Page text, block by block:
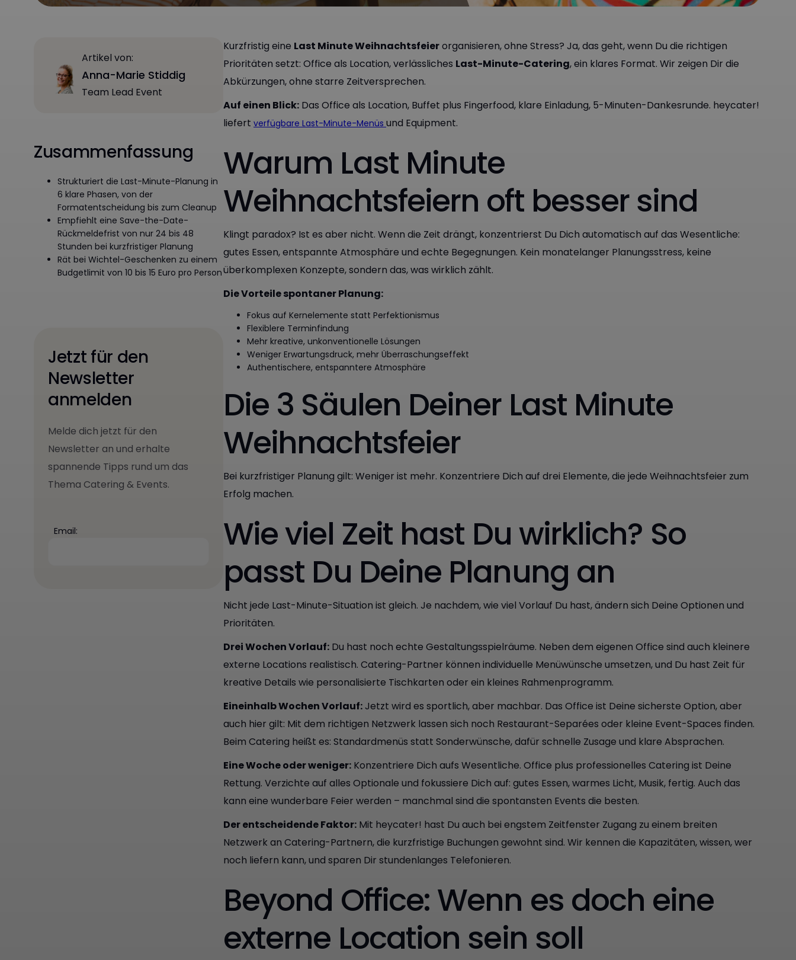
Artikel von:
Anna-Marie Stiddig
Team Lead Event
Zusammenfassung
Strukturiert die Last-Minute-Planung in
6 klare Phasen, von der
Formatentscheidung bis zum Cleanup
Empfiehlt eine Save-the-Date-
Rückmeldefrist von nur 24 bis 48
Stunden bei kurzfristiger Planung
Rät bei Wichtel-Geschenken zu einem
Budgetlimit von 10 bis 15 Euro pro Person
Jetzt für den
Newsletter
anmelden
Melde dich jetzt für den
Newsletter an und erhalte
spannende Tipps rund um das
Thema Catering & Events.
Email:
Kurzfristig eine Last Minute Weihnachtsfeierorganisieren, ohne Stress? Ja, das geht, wenn Du die richtigen
Prioritäten setzt: Office als Location, verlässliches Last-Minute-Catering, ein klares Format. Wir zeigen Dir die
Abkürzungen, ohne starre Zeitversprechen.
Auf einen Blick: Das Office als Location, Buffet plus Fingerfood, klare Einladung, 5-Minuten-Dankesrunde. heycater!
liefert verfügbare Last-Minute-Menüs und Equipment.
Warum Last Minute
Weihnachtsfeiern oft besser sind
Klingt paradox? Ist es aber nicht. Wenn die Zeit drängt, konzentrierst Du Dich automatisch auf das Wesentliche:
gutes Essen, entspannte Atmosphäre und echte Begegnungen. Kein monatelanger Planungsstress, keine
überkomplexen Konzepte, sondern das, was wirklich zählt.
Die Vorteile spontaner Planung:
Fokus auf Kernelemente statt Perfektionismus
Flexiblere Terminfindung
Mehr kreative, unkonventionelle Lösungen
Weniger Erwartungsdruck, mehr Überraschungseffekt
Authentischere, entspanntere Atmosphäre
Die 3 Säulen Deiner Last Minute
Weihnachtsfeier
Bei kurzfristiger Planung gilt: Weniger ist mehr. Konzentriere Dich auf drei Elemente, die jede Weihnachtsfeier zum
Erfolg machen.
Wie viel Zeit hast Du wirklich? So
passt Du Deine Planung an
Nicht jede Last-Minute-Situation ist gleich. Je nachdem, wie viel Vorlauf Du hast, ändern sich Deine Optionen und
Prioritäten.
Drei Wochen Vorlauf: Du hast noch echte Gestaltungsspielräume. Neben dem eigenen Office sind auch kleinere
externe Locations realistisch. Catering-Partner können individuelle Menüwünsche umsetzen, und Du hast Zeit für
kreative Details wie personalisierte Tischkarten oder ein kleines Rahmenprogramm.
Eineinhalb Wochen Vorlauf:Jetzt wird es sportlich, aber machbar. Das Office ist Deine sicherste Option, aber
auch hier gilt: Mit dem richtigen Netzwerk lassen sich noch Restaurant-Separées oder kleine Event-Spaces finden.
Beim Catering heißt es: Standardmenüs statt Sonderwünsche, dafür schnelle Zusage und klare Absprachen.
Eine Woche oder weniger: Konzentriere Dich aufs Wesentliche. Office plus professionelles Catering ist Deine
Rettung. Verzichte auf alles Optionale und fokussiere Dich auf: gutes Essen, warmes Licht, Musik, fertig. Auch das
kann eine wunderbare Feier werden – manchmal sind die spontansten Events die besten.
Der entscheidende Faktor: Mit heycater! hast Du auch bei engstem Zeitfenster Zugang zu einem breiten
Netzwerk an Catering-Partnern, die kurzfristige Buchungen gewohnt sind. Wir kennen die Kapazitäten, wissen, wer
noch liefern kann, und sparen Dir stundenlanges Telefonieren.
Beyond Office: Wenn es doch eine
externe Location sein soll